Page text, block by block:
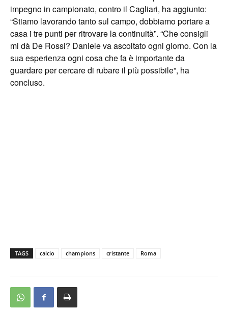
impegno in campionato, contro il Cagliari, ha aggiunto:
“Stiamo lavorando tanto sul campo, dobbiamo portare a
casa i tre punti per ritrovare la continuità”. “Che consigli
mi dà De Rossi? Daniele va ascoltato ogni giorno. Con la
sua esperienza ogni cosa che fa è importante da
guardare per cercare di rubare il più possibile”, ha
concluso.
TAGS calcio champions cristante Roma